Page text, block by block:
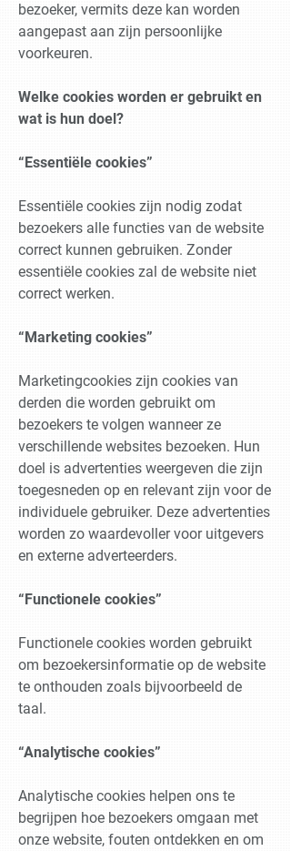
bezoeker, vermits deze kan worden
aangepast aan zijn persoonlijke
voorkeuren.
Welke cookies worden er gebruikt en
wat is hun doel?
“Essentiële cookies”
Essentiële cookies zijn nodig zodat
bezoekers alle functies van de website
correct kunnen gebruiken. Zonder
essentiële cookies zal de website niet
correct werken.
“Marketing cookies”
Marketingcookies zijn cookies van
derden die worden gebruikt om
bezoekers te volgen wanneer ze
verschillende websites bezoeken. Hun
doel is advertenties weergeven die zijn
toegesneden op en relevant zijn voor de
individuele gebruiker. Deze advertenties
worden zo waardevoller voor uitgevers
en externe adverteerders.
“Functionele cookies”
Functionele cookies worden gebruikt
om bezoekersinformatie op de website
te onthouden zoals bijvoorbeeld de
taal.
“Analytische cookies”
Analytische cookies helpen ons te
begrijpen hoe bezoekers omgaan met
onze website, fouten ontdekken en om